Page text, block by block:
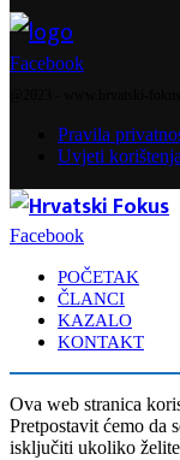
Facebook
Pravila
Uvjeti korištenja
Facebook
POČETAK
ČLANCI
KAZALO
KONTAKT
Ova web stranica
Pretpostavit ćemo da
isključiti ukoliko